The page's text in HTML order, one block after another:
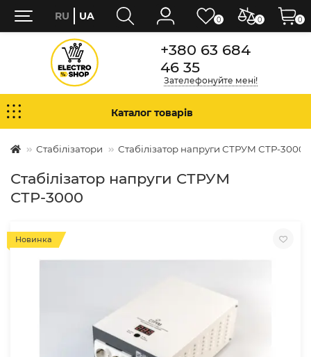
+380 63 684
46 35
Зателефонуйте мені!
Каталог товарів
Стабілізатори Стабілізатор напруги СТРУМ СТР-3000
Стабілізатор напруги СТРУМ
СТР-3000
Новинка
0 0
RU UA 0